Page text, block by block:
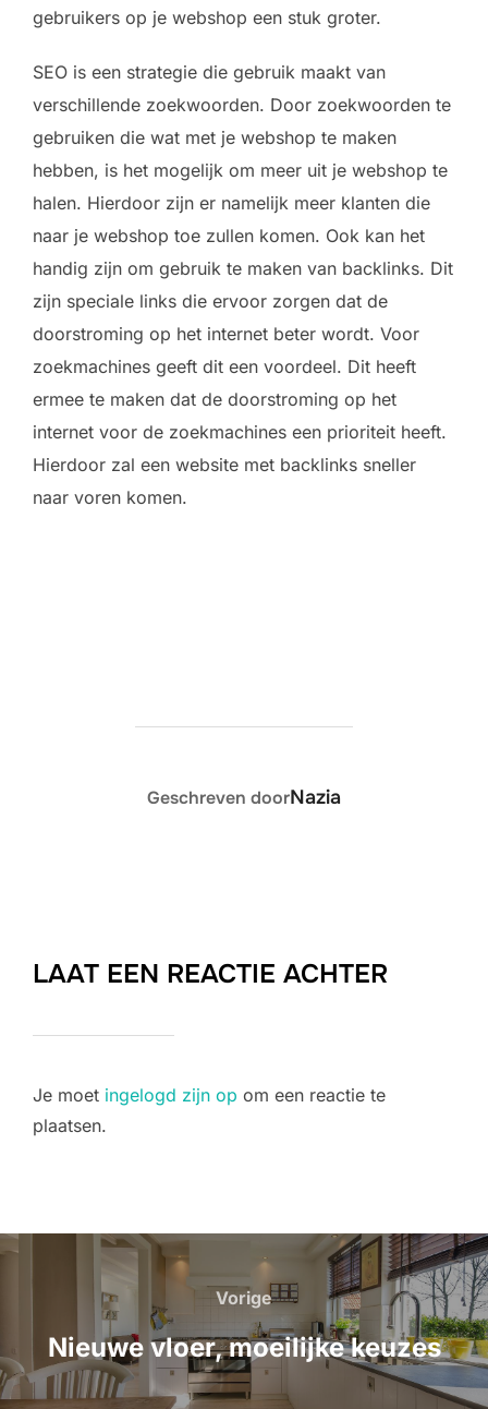
gebruikers op je webshop een stuk groter.
SEO is een strategie die gebruik maakt van
verschillende zoekwoorden. Door zoekwoorden te
gebruiken die wat met je webshop te maken
hebben, is het mogelijk om meer uit je webshop te
halen. Hierdoor zijn er namelijk meer klanten die
naar je webshop toe zullen komen. Ook kan het
handig zijn om gebruik te maken van backlinks. Dit
zijn speciale links die ervoor zorgen dat de
doorstroming op het internet beter wordt. Voor
zoekmachines geeft dit een voordeel. Dit heeft
ermee te maken dat de doorstroming op het
internet voor de zoekmachines een prioriteit heeft.
Hierdoor zal een website met backlinks sneller
naar voren komen.
BERICHTAUTEUR
Geschreven doorNazia
LAAT EEN REACTIE ACHTER
Je moet ingelogd zijn op om een reactie te
plaatsen.
Bericht
navigatie
Vorige
Vorige
Nieuwe vloer, moeilijke keuzes